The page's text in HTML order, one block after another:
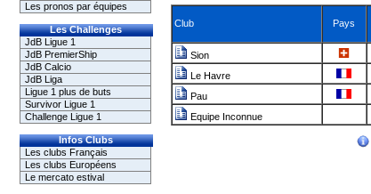
Les pronos par équipes
Les Challenges
JdB Ligue 1
JdB PremierShip
JdB Calcio
JdB Liga
Ligue 1 plus de buts
Survivor Ligue 1
Challenge Ligue 1
Infos Clubs
Les clubs Français
Les clubs Européens
Le mercato estival
Club Pays
Sion
Le Havre
Pau
Equipe Inconnue